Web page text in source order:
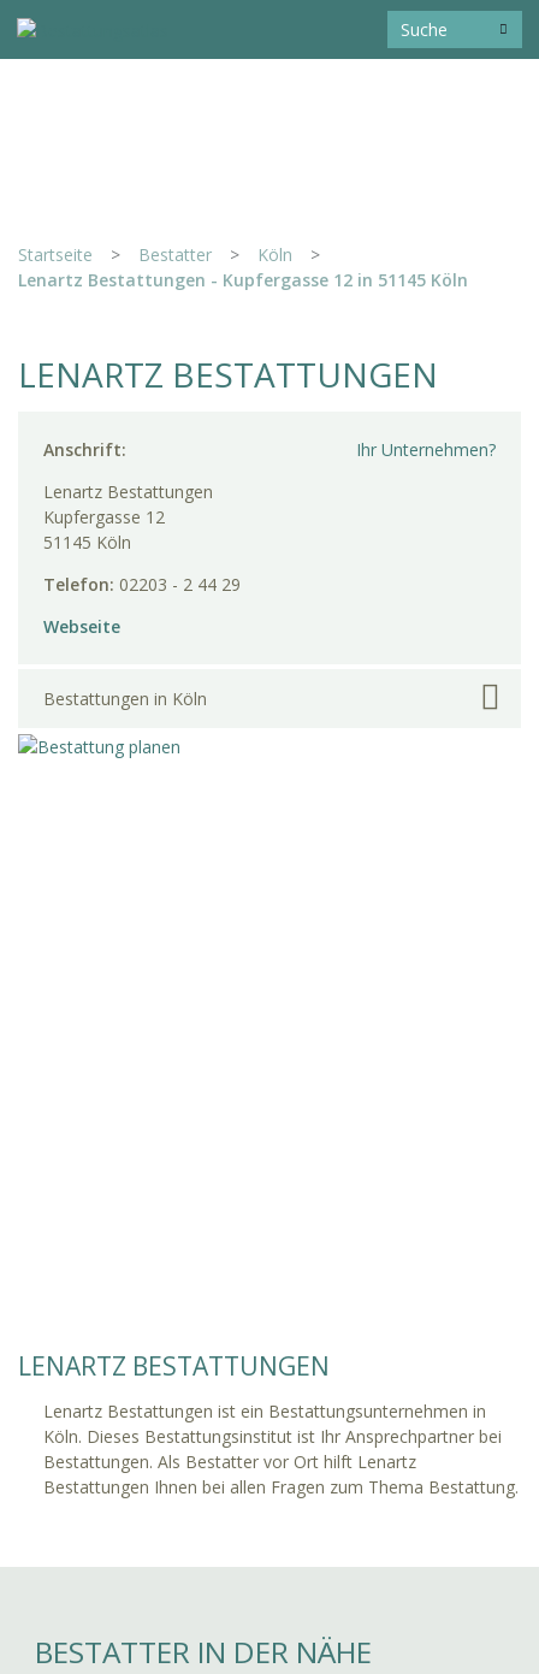
Startseite > Bestatter > Köln
>
Lenartz Bestattungen - Kupfergasse 12 in 51145 Köln
LENARTZ BESTATTUNGEN
Ihr Unternehmen?
Anschrift:
Lenartz Bestattungen
Kupfergasse 12
51145 Köln
Telefon: 02203 - 2 44 29
Webseite
Bestattungen in Köln
LENARTZ BESTATTUNGEN
Lenartz Bestattungen ist ein Bestattungsunternehmen in
Köln. Dieses Bestattungsinstitut ist Ihr Ansprechpartner bei
Bestattungen. Als Bestatter vor Ort hilft Lenartz
Bestattungen Ihnen bei allen Fragen zum Thema Bestattung.
BESTATTER IN DER NÄHE